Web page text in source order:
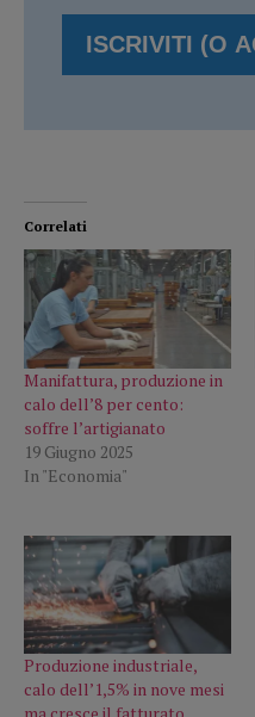
Correlati
Manifattura, produzione in
calo dell’8 per cento:
soffre l’artigianato
19 Giugno 2025
In "Economia"
Produzione industriale,
calo dell’1,5% in nove mesi